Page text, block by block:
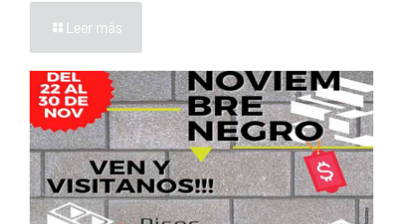
Leer más